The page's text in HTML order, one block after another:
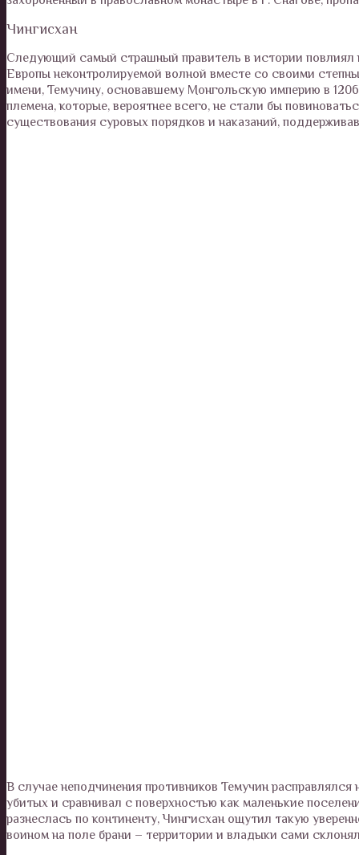
Чингисхан
Следующий самый страшный правитель в истории повлиял
Европы неконтролируемой волной вместе со своими
имени, Темучину, основавшему Монгольскую империю в
племена, которые, вероятнее всего, не стали бы
существования суровых порядков и наказаний,
В случае неподчинения противников Темучин
убитых и сравнивал с поверхностью как маленькие
разнеслась по континенту, Чингисхан ощутил такую
воином на поле брани – территории и владыки сами